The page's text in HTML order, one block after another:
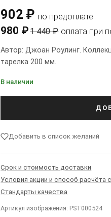
902 ₽ по предоплате
980 ₽1 440 ₽ оплата при
Автор: Джоан Роулинг.
тарелка 200 мм.
В наличии
Добавить в список желаний
Срок и стоимость доставки
Условия акции и способ расчёта
Стандарты качества
Артикул изображения: PST000524